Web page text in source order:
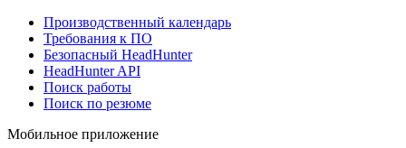
Производственный календарь
Требования к ПО
Безопасный HeadHunter
HeadHunter API
Поиск работы
Поиск по резюме
Мобильное приложение